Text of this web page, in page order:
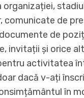
comunicate de
de
invitații și orice
activitatea
dacă v-ați
în